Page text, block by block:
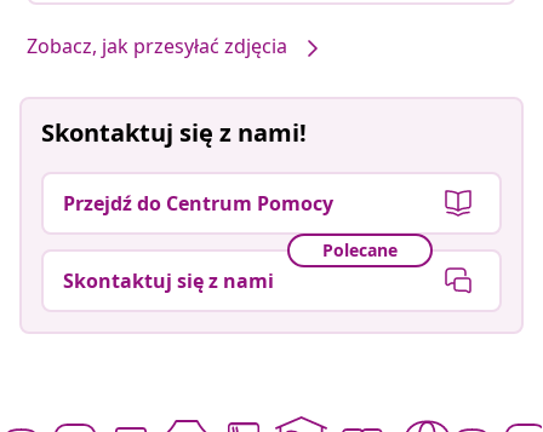
Zobacz, jak przesyłać zdjęcia
Skontaktuj się z nami!
Przejdź do Centrum Pomocy
Polecane
Skontaktuj się z nami